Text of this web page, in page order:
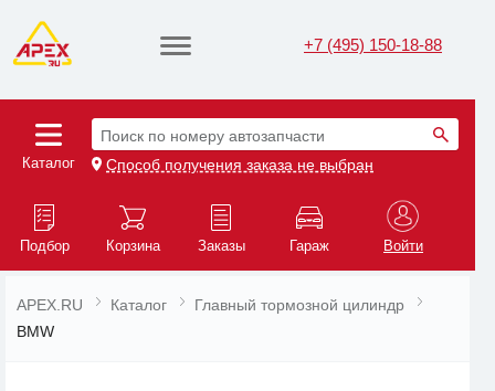
+7 (495) 150-18-88
Каталог
Поиск по номеру автозапчасти
Способ получения заказа не выбран
Подбор Корзина Заказы Гараж Войти
APEX.RU Каталог
Главный тормозной цилиндр
BMW